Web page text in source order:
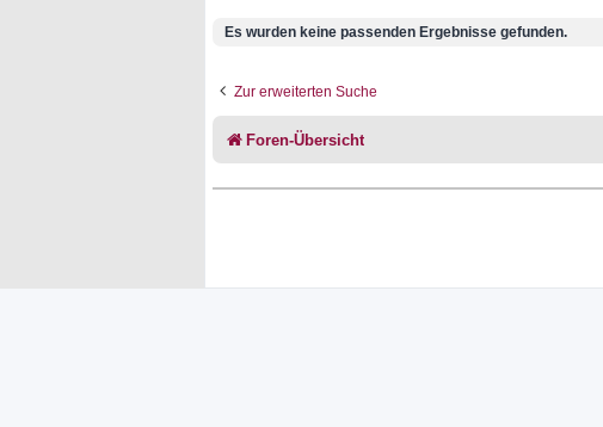
Es wurden keine passenden Ergebnisse gefunden.
Zur erweiterten Suche
Foren-Übersicht